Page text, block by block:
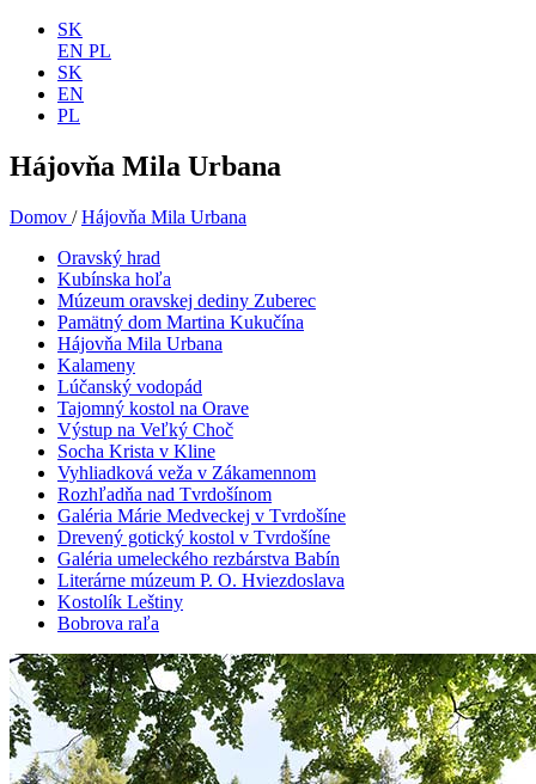
SK
EN PL
SK
EN
PL
Hájovňa Mila Urbana
Domov /Hájovňa Mila Urbana
Oravský hrad
Kubínska hoľa
Múzeum oravskej dediny Zuberec
Pamätný dom Martina Kukučína
Hájovňa Mila Urbana
Kalameny
Lúčanský vodopád
Tajomný kostol na Orave
Výstup na Veľký Choč
Socha Krista v Kline
Vyhliadková veža v Zákamennom
Rozhľadňa nad Tvrdošínom
Galéria Márie Medveckej v Tvrdošíne
Drevený gotický kostol v Tvrdošíne
Galéria umeleckého rezbárstva Babín
Literárne múzeum P. O. Hviezdoslava
Kostolík Leštiny
Bobrova raľa